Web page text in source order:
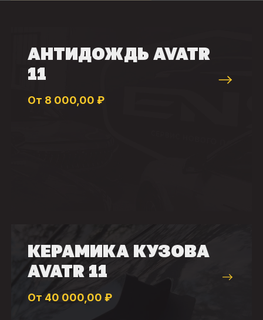
АНТИДОЖДЬ AVATR
11
От 8 000,00 ₽
КЕРАМИКА КУЗОВА
AVATR 11
От 40 000,00 ₽